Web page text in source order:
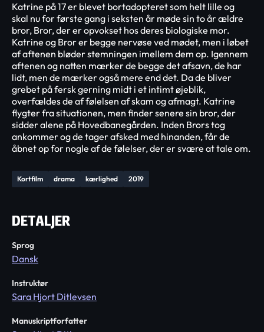
Kortfilm drama kærlighed 2019
Katrine på 17 er blevet bortadopteret som helt lille og
skal nu for første gang i seksten år møde sin to år ældre
bror, Bror, der er opvokset hos deres biologiske mor.
Katrine og Bror er begge nervøse ved mødet, men i løbet
af aftenen bløder stemningen imellem dem op. Igennem
aftenen og natten mærker de begge det afsavn, de har
lidt, men de mærker også mere end det. Da de bliver
grebet på fersk gerning midt i et intimt øjeblik,
overfældes de af følelsen af skam og afmagt. Katrine
flygter fra situationen, men finder senere sin bror, der
sidder alene på Hovedbanegården. Inden Brors tog
ankommer og de tager afsked med hinanden, får de
åbnet op for nogle af de følelser, der er svære at tale om.
DETALJER
Sprog
Dansk
Instruktør
Sara Hjort Ditlevsen
Manuskriptforfatter